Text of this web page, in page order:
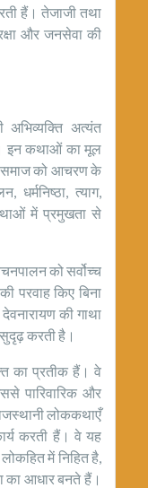
हैं। तेजाजी तथा
और जनसेवा की
अत्यंत
इन कथाओं का मूल
समाज को आचरण के
त्याग,
में प्रमुखता से
को सर्वोच्च
परवाह किए बिना
की गाथा
करती है।
का प्रतीक हैं। वे
पारिवारिक और
लोककथाएँ
करती हैं। वे यह
में निहित है,
का आधार बनते हैं।